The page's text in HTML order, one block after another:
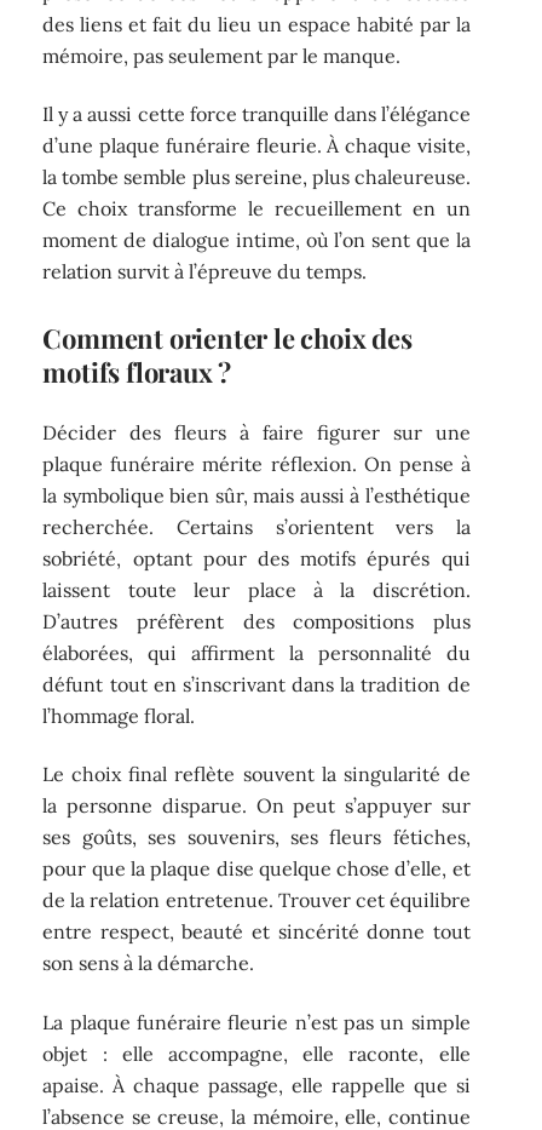
des liens et fait du lieu un espace habité par la
mémoire, pas seulement par le manque.
Il y a aussi cette force tranquille dans l’élégance
d’une plaque funéraire fleurie. À chaque visite,
la tombe semble plus sereine, plus chaleureuse.
Ce choix transforme le recueillement en un
moment de dialogue intime, où l’on sent que la
relation survit à l’épreuve du temps.
Comment orienter le choix des
motifs floraux ?
Décider des fleurs à faire figurer sur une
plaque funéraire mérite réflexion. On pense à
la symbolique bien sûr, mais aussi à l’esthétique
recherchée. Certains s’orientent vers la
sobriété, optant pour des motifs épurés qui
laissent toute leur place à la discrétion.
D’autres préfèrent des compositions plus
élaborées, qui affirment la personnalité du
défunt tout en s’inscrivant dans la tradition de
l’hommage floral.
Le choix final reflète souvent la singularité de
la personne disparue. On peut s’appuyer sur
ses goûts, ses souvenirs, ses fleurs fétiches,
pour que la plaque dise quelque chose d’elle, et
de la relation entretenue. Trouver cet équilibre
entre respect, beauté et sincérité donne tout
son sens à la démarche.
La plaque funéraire fleurie n’est pas un simple
objet : elle accompagne, elle raconte, elle
apaise. À chaque passage, elle rappelle que si
l’absence se creuse, la mémoire, elle, continue